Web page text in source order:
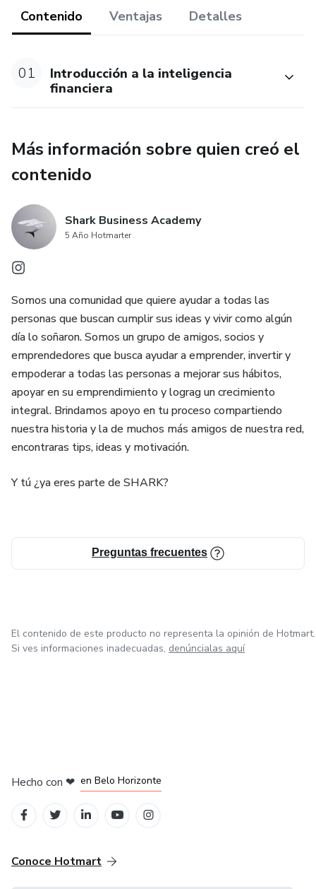
Contenido Ventajas Detalles
01
Introducción a la inteligencia
financiera
Más información sobre quien creó el
contenido
Shark Business Academy
5 Año Hotmarter
Somos una comunidad que quiere ayudar a todas las
personas que buscan cumplir sus ideas y vivir como algún
día lo soñaron. Somos un grupo de amigos, socios y
emprendedores que busca ayudar a emprender, invertir y
empoderar a todas las personas a mejorar sus hábitos,
apoyar en su emprendimiento y lograg un crecimiento
integral. Brindamos apoyo en tu proceso compartiendo
nuestra historia y la de muchos más amigos de nuestra red,
encontraras tips, ideas y motivación.
Y tú ¿ya eres parte de SHARK?
Preguntas frecuentes
El contenido de este producto no representa la opinión de Hotmart.
Si ves informaciones inadecuadas, denúncialas aquí
Hecho con ❤ en Belo Horizonte
Conoce Hotmart